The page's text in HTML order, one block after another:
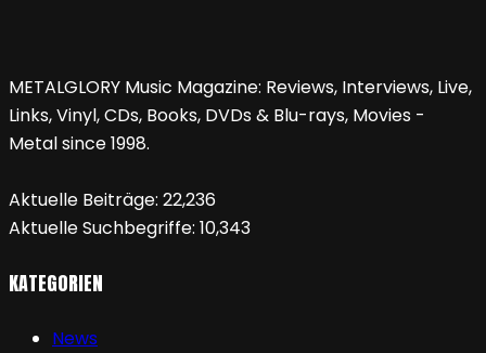
METALGLORY Music Magazine: Reviews, Interviews, Live,
Links, Vinyl, CDs, Books, DVDs & Blu-rays, Movies -
Metal since 1998.
Aktuelle Beiträge: 22,236
Aktuelle Suchbegriffe: 10,343
KATEGORIEN
News